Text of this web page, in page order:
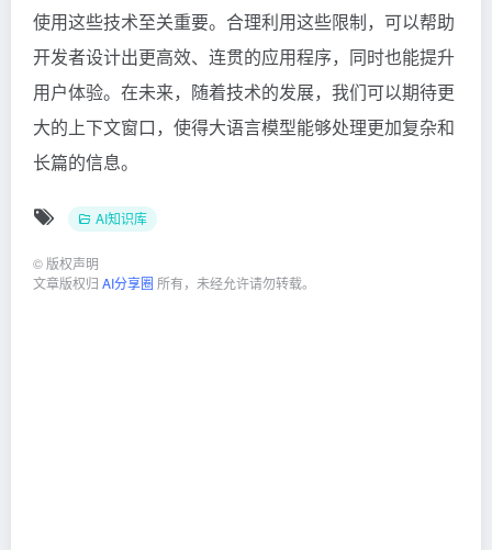
使用这些技术至关重要。合理利用这些限制，可以帮助
开发者设计出更高效、连贯的应用程序，同时也能提升
用户体验。在未来，随着技术的发展，我们可以期待更
大的上下文窗口，使得大语言模型能够处理更加复杂和
长篇的信息。
AI知识库
© 版权声明
文章版权归 AI分享圈 所有，未经允许请勿转载。